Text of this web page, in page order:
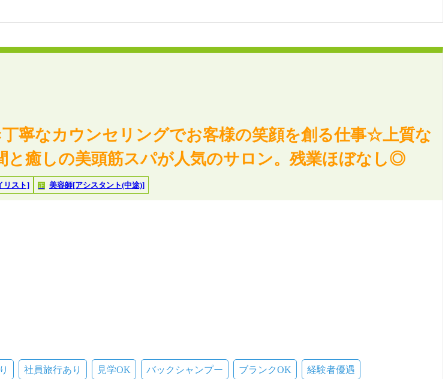
寧なカウンセリングでお客様の笑顔を創る仕事☆上質な
と癒しの美頭筋スパが人気のサロン。残業ほぼなし◎
リスト] 正 美容師[アシスタント(中途)]
社員旅行あり 見学OK バックシャンプー ブランクOK 経験者優遇